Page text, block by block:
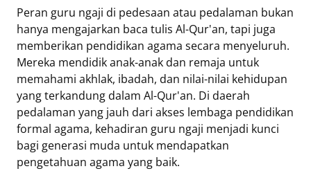
Peran guru ngaji di pedesaan atau pedalaman bukan
hanya mengajarkan baca tulis Al-Qur'an, tapi juga
memberikan pendidikan agama secara menyeluruh.
Mereka mendidik anak-anak dan remaja untuk
memahami akhlak, ibadah, dan nilai-nilai kehidupan
yang terkandung dalam Al-Qur'an. Di daerah
pedalaman yang jauh dari akses lembaga pendidikan
formal agama, kehadiran guru ngaji menjadi kunci
bagi generasi muda untuk mendapatkan
pengetahuan agama yang baik.
and
Dont's
Rules
Cara
Menjadi
Retizen